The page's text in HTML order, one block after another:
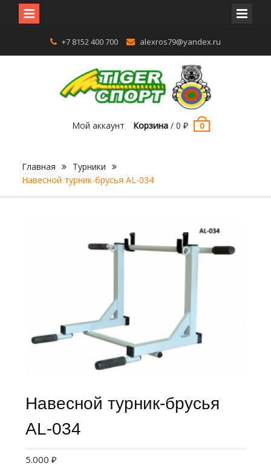
содержимому
+7 8152 400 700 alexros79@yandex.ru
Мой аккаунт Корзина /0₽ 0
Главная
Турники
Навесной турник-брусья AL-034
Навесной турник-брусья
AL-034
5.000 ₽